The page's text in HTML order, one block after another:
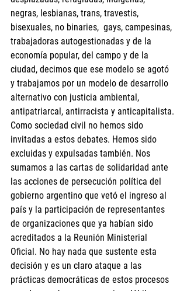
negras, lesbianas, trans, travestis,
bisexuales, no binaries,  gays, campesinas,
trabajadoras autogestionadas y de la
economía popular, del campo y de la
ciudad, decimos que ese modelo se agotó
y trabajamos por un modelo de desarrollo
alternativo con justicia ambiental,
antipatriarcal, antirracista y anticapitalista.
Como sociedad civil no hemos sido
invitadas a estos debates. Hemos sido
excluidas y expulsadas también. Nos
sumamos a las cartas de solidaridad ante
las acciones de persecución política del
gobierno argentino que vetó el ingreso al
país y la participación de representantes
de organizaciones que ya habían sido
acreditados a la Reunión Ministerial
Oficial. No hay nada que sustente esta
decisión y es un claro ataque a las
prácticas democráticas de estos procesos